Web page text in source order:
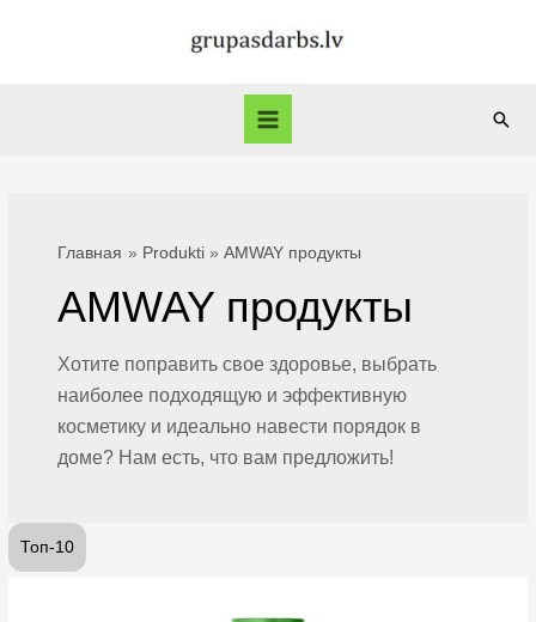
Main
Главная Produkti AMWAY продукты
AMWAY продукты
Хотите поправить свое здоровье, выбрать
наиболее подходящую и эффективную
косметику и идеально навести порядок в
доме? Нам есть, что вам предложить!
Топ-10